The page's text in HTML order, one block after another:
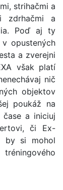
strihačmi a
zdrhačmi a
Poď aj ty
opustených
a zverejni
však platí
nič
objektov
poukáž na
a iniciuj
či Ex-
by si mohol